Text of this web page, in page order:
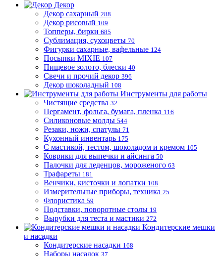
Декор
Декор сахарный 288
Декор рисовый 109
Топперы, бирки 685
Сублимация, сухоцветы 70
Фигурки сахарные, вафельные 124
Посыпки MIXIE 107
Пищевое золото, блески 40
Свечи и прочий декор 396
Декор шоколадный 108
Инструменты для работы
Чистящие средства 32
Пергамент, фольга, бумага, пленка 116
Силиконовые молды 544
Резаки, ножи, спатулы 71
Кухонный инвентарь 175
С мастикой, тестом, шоколадом и кремом 105
Коврики для выпечки и айсинга 50
Палочки для леденцов, мороженого 63
Трафареты 181
Венчики, кисточки и лопатки 108
Измерительные приборы, техника 25
Флористика 59
Подставки, поворотные столы 19
Вырубки для теста и мастики 272
Кондитерские мешки
и насадки
Кондитерские насадки 168
Наборы насадок 37